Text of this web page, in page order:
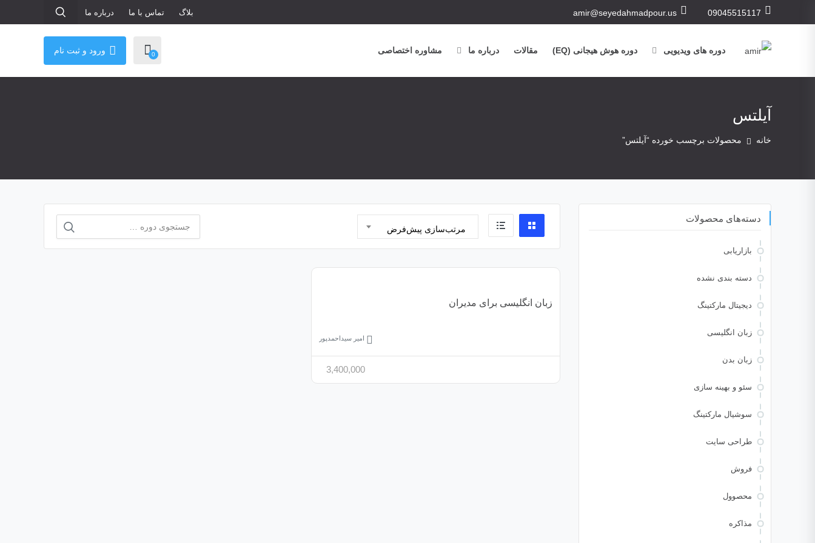
09045515117
amir@seyedahmadpour.us بلاگ تماس با ما درباره ما
دوره های ویدیویی دوره هوش هیجانی (EQ) مقالات درباره ما مشاوره اختصاصی 0 ورود و ثبت نام
آیلتس
خانه محصولات برچسب خورده “آیلتس”
مرتب‌سازی پیش‌فرض جستجو
زبان انگلیسی برای مدیران
امیر سیداحمدپور
3,400,000
دسته‌های محصولات
بازاریابی
دسته بندی نشده
دیجیتال مارکتینگ
زبان انگلیسی
زبان بدن
سئو و بهینه سازی
سوشیال مارکتینگ
طراحی سایت
فروش
محصوول
مذاکره